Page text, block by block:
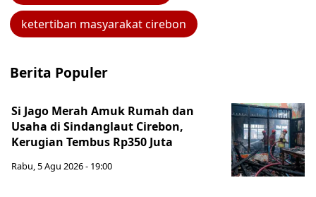
ketertiban masyarakat cirebon
Berita Populer
Si Jago Merah Amuk Rumah dan
Usaha di Sindanglaut Cirebon,
Kerugian Tembus Rp350 Juta
Rabu, 5 Agu 2026 - 19:00